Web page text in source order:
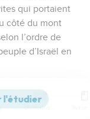
qui portaient
côté du mont
l’ordre de
d’Israël en
qui est écrit dans